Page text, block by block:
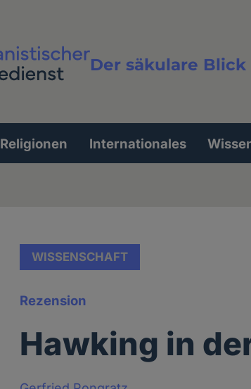
Der säkulare
Volltextsuche
Religionen Internationales
WISSENSCHAFT
Rezension
Hawking in